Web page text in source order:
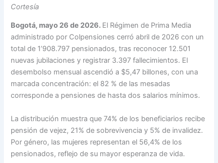
Cortesía
Bogotá, mayo 26 de 2026. El Régimen de Prima Media
administrado por Colpensiones cerró abril de 2026 con un
total de 1’908.797 pensionados, tras reconocer 12.501
nuevas jubilaciones y registrar 3.397 fallecimientos. El
desembolso mensual ascendió a $5,47 billones, con una
marcada concentración: el 82 % de las mesadas
corresponde a pensiones de hasta dos salarios mínimos.
La distribución muestra que 74% de los beneficiarios recibe
pensión de vejez, 21% de sobrevivencia y 5% de invalidez.
Por género, las mujeres representan el 56,4% de los
pensionados, reflejo de su mayor esperanza de vida.